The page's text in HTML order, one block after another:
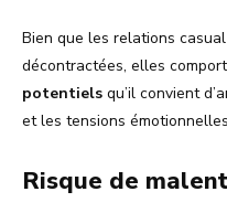
Bien que les relations
décontractées, elles
potentiels qu’il convient
et les tensions
Risque de